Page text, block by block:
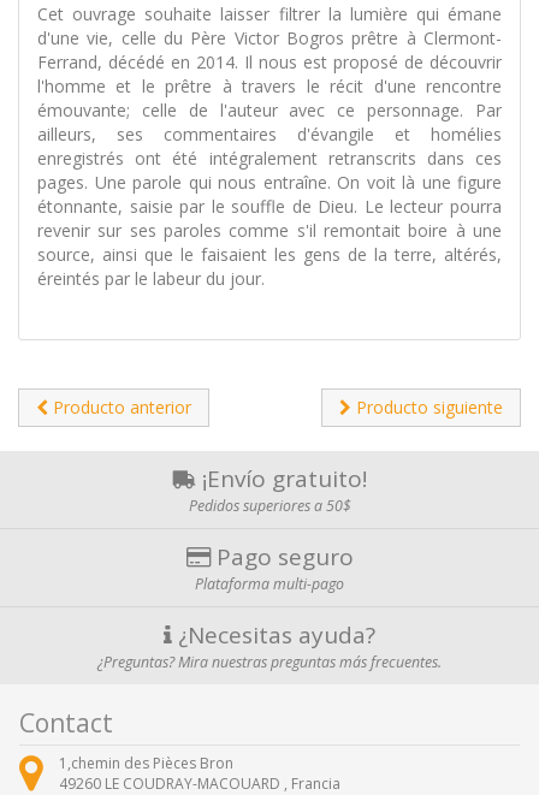
Cet ouvrage souhaite laisser filtrer la lumière qui émane
d'une vie, celle du Père Victor Bogros prêtre à Clermont-
Ferrand, décédé en 2014. Il nous est proposé de découvrir
l'homme et le prêtre à travers le récit d'une rencontre
émouvante; celle de l'auteur avec ce personnage. Par
ailleurs, ses commentaires d'évangile et homélies
enregistrés ont été intégralement retranscrits dans ces
pages. Une parole qui nous entraîne. On voit là une figure
étonnante, saisie par le souffle de Dieu. Le lecteur pourra
revenir sur ses paroles comme s'il remontait boire à une
source, ainsi que le faisaient les gens de la terre, altérés,
éreintés par le labeur du jour.
Producto anterior Producto siguiente
¡Envío gratuito!
Pedidos superiores a 50$
Pago seguro
Plataforma multi-pago
¿Necesitas ayuda?
¿Preguntas? Mira nuestras preguntas más frecuentes.
Contact
1,chemin des Pièces Bron
49260 LE COUDRAY-MACOUARD , Francia